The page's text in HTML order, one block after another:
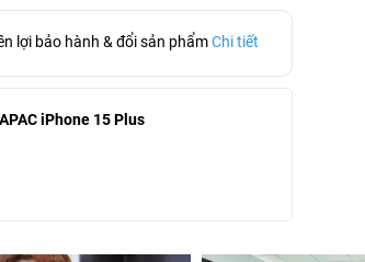
lợi bảo hành & đổi sản phẩm Chi tiết
iPhone 15 Plus